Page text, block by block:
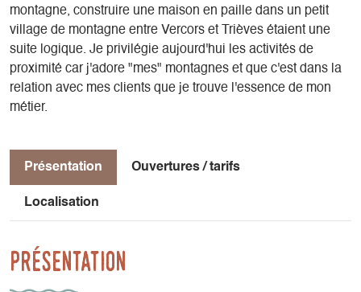
montagne, construire une maison en paille dans un petit
village de montagne entre Vercors et Trièves étaient une
suite logique. Je privilégie aujourd'hui les activités de
proximité car j'adore "mes" montagnes et que c'est dans la
relation avec mes clients que je trouve l'essence de mon
métier.
Présentation Ouvertures / tarifs
Localisation
Présentation